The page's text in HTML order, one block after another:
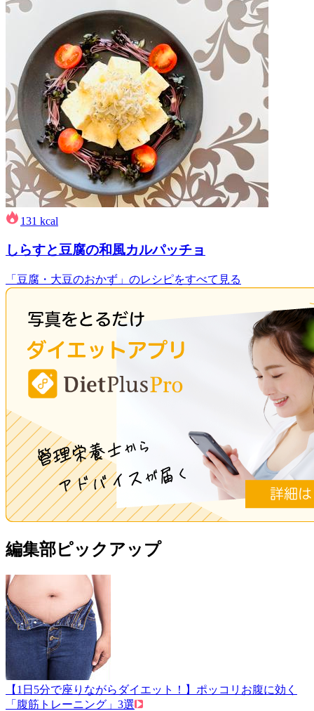
131 kcal
しらすと豆腐の和風カルパッチョ
「豆腐・大豆のおかず」のレシピをすべて見る
編集部ピックアップ
【1日5分で座りながらダイエット！】ポッコリお腹に効く
「腹筋トレーニング」3選